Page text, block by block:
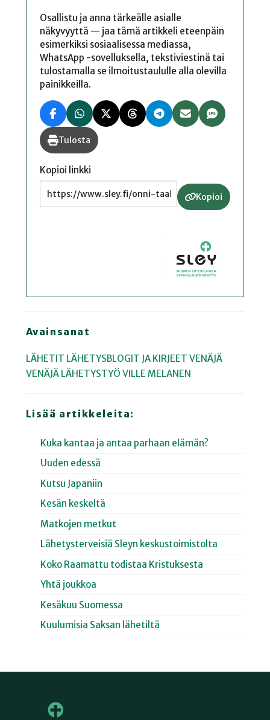
Osallistu ja anna tärkeälle asialle
näkyvyyttä — jaa tämä artikkeli eteenpäin
esimerkiksi sosiaalisessa mediassa,
WhatsApp -sovelluksella, tekstiviestinä tai
tulostamalla se ilmoitustaululle alla olevilla
painikkeilla.
Tulosta
Kopioi linkki
Kopioi
Avainsanat
LÄHETIT LÄHETYSBLOGIT JA KIRJEET VENÄJÄ
VENÄJÄ LÄHETYSTYÖ VILLE MELANEN
Lisää artikkeleita:
Kuka kantaa ja antaa parhaan elämän?
Uuden edessä
Kutsu Japaniin
Kesän keskeltä
Matkojen metkut
Lähetysterveisiä Sleyn keskustoimistolta
Koko Raamattu todistaa Kristuksesta
Yhtä joukkoa
Kesäkuu Suomessa
Kuulumisia Saksan lähetiltä